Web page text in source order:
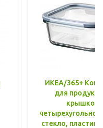
ИКЕА/365+
для
крышкой,
стекло, пластик